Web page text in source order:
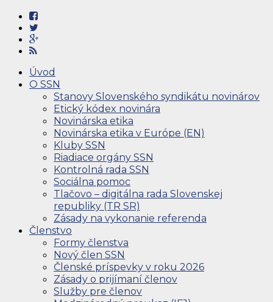
Úvod
O SSN
Stanovy Slovenského syndikátu novinárov
Etický kódex novinára
Novinárska etika
Novinárska etika v Európe (EN)
Kluby SSN
Riadiace orgány SSN
Kontrolná rada SSN
Sociálna pomoc
Tlačovo – digitálna rada Slovenskej
republiky (TR SR)
Zásady na vykonanie referenda
Členstvo
Formy členstva
Nový člen SSN
Členské príspevky v roku 2026
Zásady o prijímaní členov
Služby pre členov